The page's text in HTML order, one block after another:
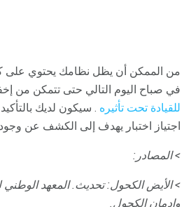
من الممكن أن يظل نظامك يحتوي على
في صباح اليوم التالي حتى تتمكن من
للقيادة تحت تأثيره . سيكون لديك
اجتياز اختبار يهدف إلى الكشف عن
> المصادر:
> الأيض الكحول: تحديث. المعهد
وإدمان الكحول.